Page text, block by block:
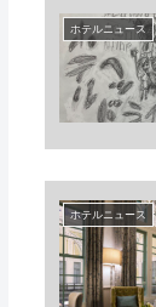
ホテルニュース
ホテルニュース